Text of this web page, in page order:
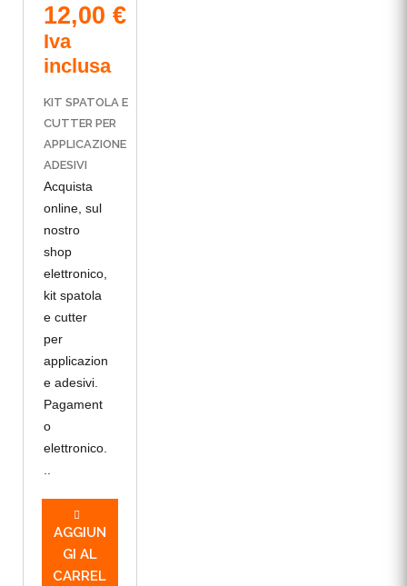
KIT SPATOLA E
CUTTER PER
APPLICAZIONE
ADESIVI
12,00 €
Iva
inclusa
Acquista
online, sul
nostro
shop
elettronico,
kit spatola
e cutter
per
applicazion
e adesivi.
Pagament
o
elettronico.
AGGIUN
GI AL
CARREL